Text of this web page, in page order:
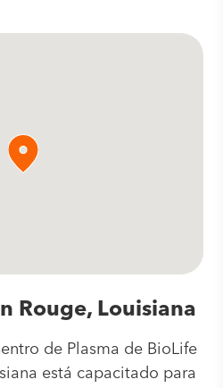
Rouge, Louisiana
de Plasma de BioLife
está capacitado para